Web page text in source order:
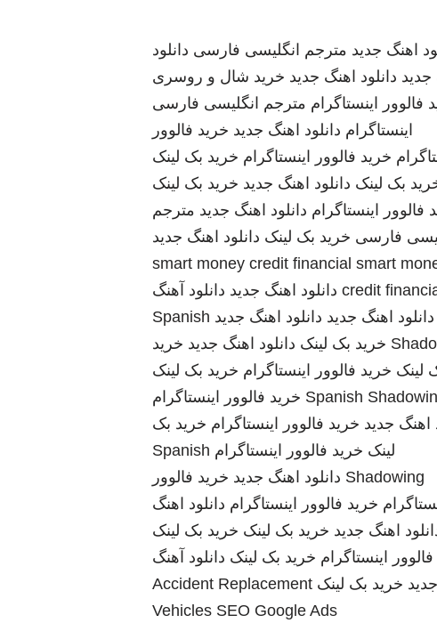
اهنگ جدید مترجم انگلیسی فارسی دانلود
جدید دانلود اهنگ جدید خرید شال و روسری
فالوور اینستاگرام مترجم انگلیسی فارسی
اینستاگرام دانلود اهنگ جدید خرید فالوور
خرید فالوور اینستاگرام خرید بک لینک
بک لینک دانلود اهنگ جدید خرید بک لینک
فالوور اینستاگرام دانلود اهنگ جدید مترجم
فارسی خرید بک لینک دانلود اهنگ جدید
smart money credit financial smart
credit دانلود اهنگ جدید دانلود آهنگ
دانلود اهنگ جدید دانلود اهنگ جدید Spanish
خرید بک لینک دانلود اهنگ جدید خرید
لینک خرید فالوور اینستاگرام خرید بک لینک
Spanish خرید فالوور اینستاگرام
اهنگ جدید خرید فالوور اینستاگرام خرید بک
لینک خرید فالوور اینستاگرام Spanish
Shadowing دانلود اهنگ جدید خرید فالوور
خرید فالوور اینستاگرام دانلود اهنگ
اهنگ جدید خرید بک لینک خرید بک لینک
اینستاگرام خرید بک لینک دانلود آهنگ
جدید خرید بک لینک Accident Replacement
Vehicles SEO Google Ads